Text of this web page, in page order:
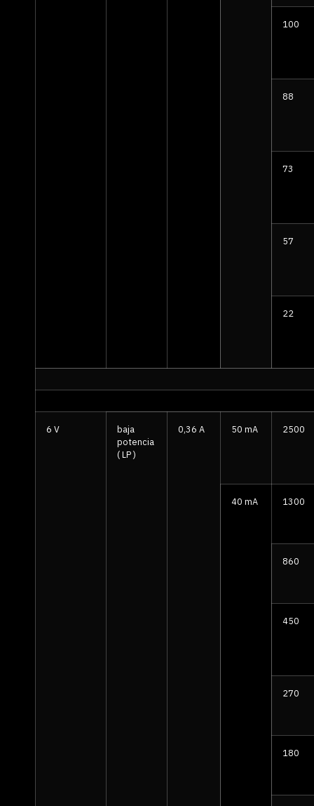
100
88
73
57
22
6 V
baja
potencia
( LP )
0,36 A 50 mA 2500
40 mA 1300
860
450
270
180